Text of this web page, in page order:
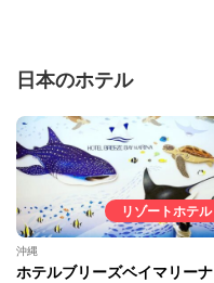
日本のホテル
リゾートホテル
沖縄
ホテルブリーズベイマリーナ